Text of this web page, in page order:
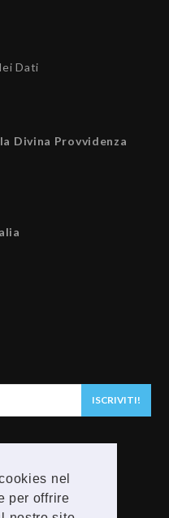
nel
per offrire
Dati
Divina Provvidenza
ISCRIVITI!